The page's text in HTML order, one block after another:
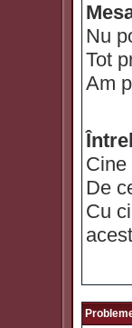
Nu
Tot
Am
Cine
De
Cu